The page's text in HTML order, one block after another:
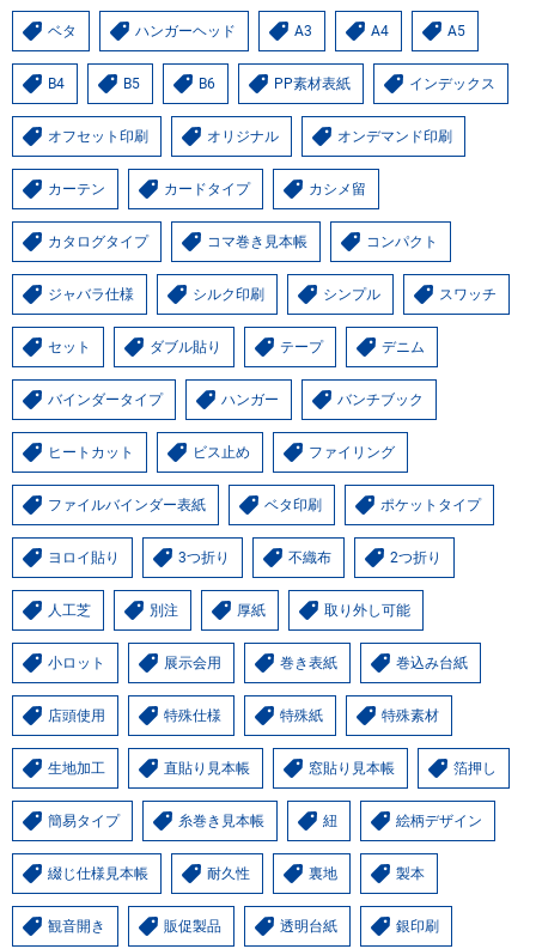
ベタ ハンガーヘッド A3 A4 A5
B4 B5 B6 PP素材表紙 インデックス
オフセット印刷 オリジナル オンデマンド印刷
カーテン カードタイプ カシメ留
カタログタイプ コマ巻き見本帳 コンパクト
ジャバラ仕様 シルク印刷 シンプル スワッチ
セット ダブル貼り テープ デニム
バインダータイプ ハンガー バンチブック
ヒートカット ビス止め ファイリング
ファイルバインダー表紙 ベタ印刷 ポケットタイプ
ヨロイ貼り 3つ折り 不織布 2つ折り
人工芝 別注 厚紙 取り外し可能
小ロット 展示会用 巻き表紙 巻込み台紙
店頭使用 特殊仕様 特殊紙 特殊素材
生地加工 直貼り見本帳 窓貼り見本帳 箔押し
簡易タイプ 糸巻き見本帳 紐 絵柄デザイン
綴じ仕様見本帳 耐久性 裏地 製本
観音開き 販促製品 透明台紙 銀印刷